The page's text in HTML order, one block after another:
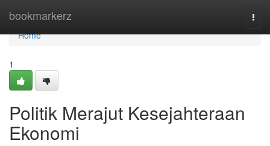
bookmarkerz
Home
Home
1
Politik Merajut Kesejahteraan
Ekonomi